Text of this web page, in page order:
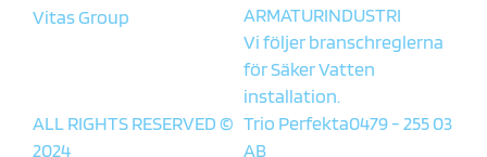
Vitas Group
ARMATURINDUSTRI
Vi följer branschreglerna
förSäker Vatten
installation.
ALL RIGHTS RESERVED ©
2024
Trio Perfekta
AB
0479 - 255 03